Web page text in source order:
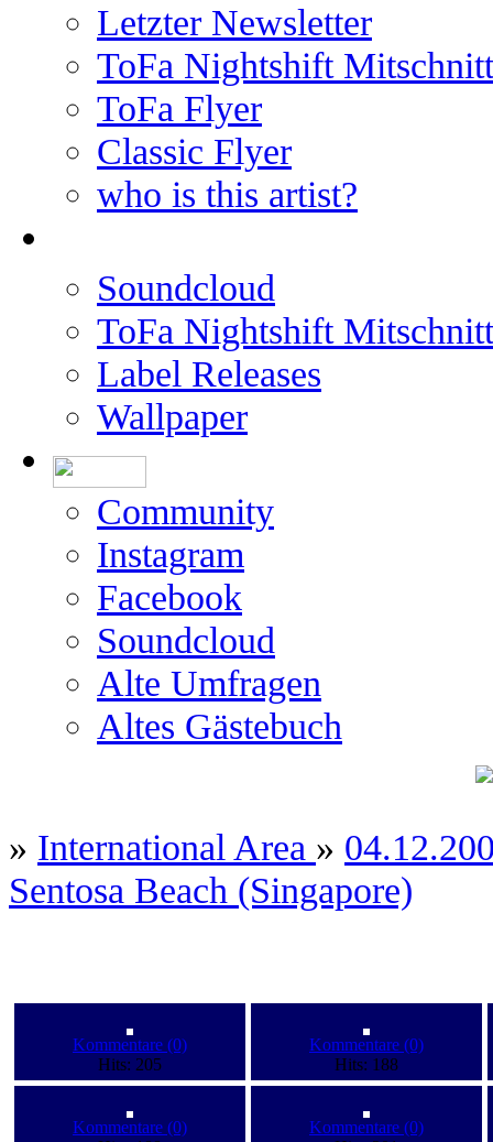
Letzter Newsletter
ToFa Nightshift
ToFa Flyer
Classic Flyer
who is this artist?
Soundcloud
ToFa Nightshift
Label Releases
Wallpaper
Community
Instagram
Facebook
Soundcloud
Alte Umfragen
Altes Gästebuch
» International Area »
Sentosa Beach (Singapore)
Kommentare (0)
Hits: 205
Kommentare (0)
Hits: 188
Kommentare (0)
Kommentare (0)